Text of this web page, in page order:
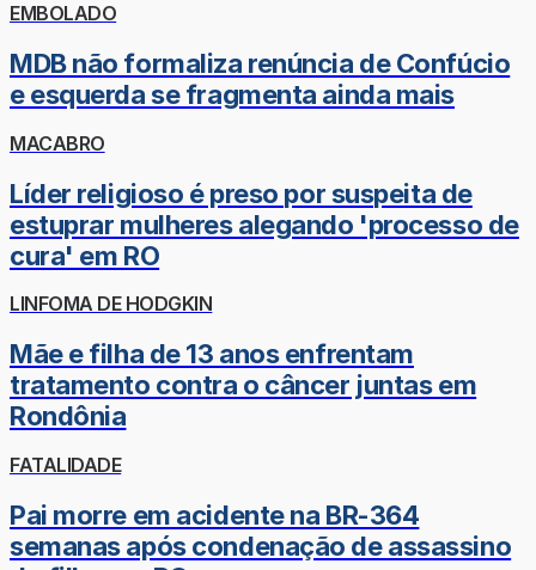
EMBOLADO
MDB não formaliza renúncia de Confúcio
e esquerda se fragmenta ainda mais
MACABRO
Líder religioso é preso por suspeita de
estuprar mulheres alegando 'processo de
cura' em RO
LINFOMA DE HODGKIN
Mãe e filha de 13 anos enfrentam
tratamento contra o câncer juntas em
Rondônia
FATALIDADE
Pai morre em acidente na BR-364
semanas após condenação de assassino